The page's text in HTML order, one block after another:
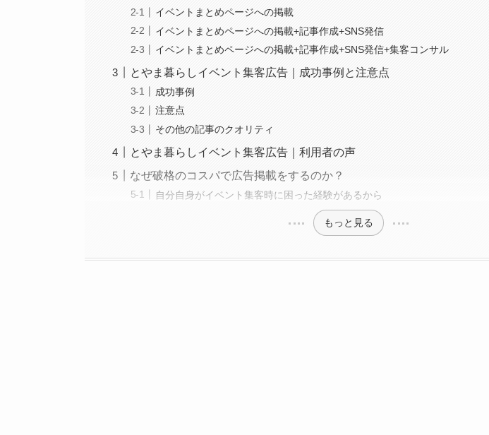
イベントまとめページへの掲載
イベントまとめページへの掲載+記事作成+SNS発信
イベントまとめページへの掲載+記事作成+SNS発信+集客コンサル
とやま暮らしイベント集客広告｜成功事例と注意点
成功事例
注意点
その他の記事のクオリティ
とやま暮らしイベント集客広告｜利用者の声
なぜ破格のコスパで広告掲載をするのか？
自分自身がイベント集客時に困った経験があるから
もっと見る